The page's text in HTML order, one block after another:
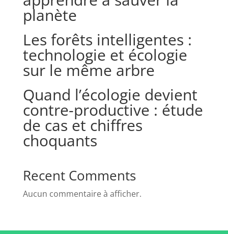
planète
Les forêts intelligentes :
technologie et écologie
sur le même arbre
Quand l’écologie devient
contre-productive : étude
de cas et chiffres
choquants
Recent Comments
Aucun commentaire à afficher.